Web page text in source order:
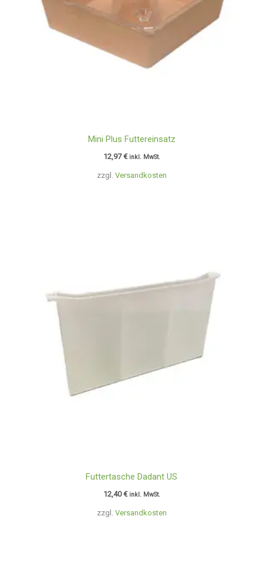
zzgl. Versandkosten
Mini Plus Futtereinsatz
12,97€ inkl. MwSt.
zzgl. Versandkosten
Futtertasche Dadant US
12,40€ inkl. MwSt.